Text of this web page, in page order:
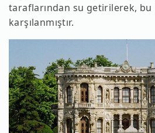
taraflarından su getirilerek, bu
karşılanmıştır.